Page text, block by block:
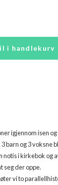
i handlekurv
igjennom isen
barn og 3 voksne
notis i kirkebok og
seg der oppe.
vi to